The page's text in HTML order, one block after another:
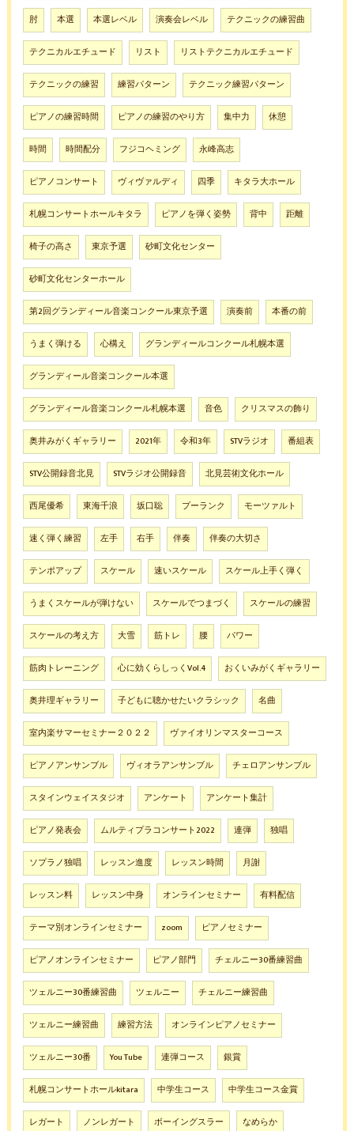
肘 本選 本選レベル 演奏会レベル テクニックの練習曲
テクニカルエチュード リスト リストテクニカルエチュード
テクニックの練習 練習パターン テクニック練習パターン
ピアノの練習時間 ピアノの練習のやり方 集中力 休憩
時間 時間配分 フジコヘミング 永峰高志
ピアノコンサート ヴィヴァルディ 四季 キタラ大ホール
札幌コンサートホールキタラ ピアノを弾く姿勢 背中 距離
椅子の高さ 東京予選 砂町文化センター
砂町文化センターホール
第2回グランディール音楽コンクール東京予選 演奏前 本番の前
うまく弾ける 心構え グランディールコンクール札幌本選
グランディール音楽コンクール本選
グランディール音楽コンクール札幌本選 音色 クリスマスの飾り
奥井みがくギャラリー 2021年 令和3年 STVラジオ 番組表
STV公開録音北見 STVラジオ公開録音 北見芸術文化ホール
西尾優希 東海千浪 坂口聡 プーランク モーツァルト
速く弾く練習 左手 右手 伴奏 伴奏の大切さ
テンポアップ スケール 速いスケール スケール上手く弾く
うまくスケールが弾けない スケールでつまづく スケールの練習
スケールの考え方 大雪 筋トレ 腰 パワー
筋肉トレーニング 心に効くらしっくVol.4 おくいみがくギャラリー
奥井理ギャラリー 子どもに聴かせたいクラシック 名曲
室内楽サマーセミナー２０２２ ヴァイオリンマスターコース
ピアノアンサンブル ヴィオラアンサンブル チェロアンサンブル
スタインウェイスタジオ アンケート アンケート集計
ピアノ発表会 ムルティプラコンサート2022 連弾 独唱
ソプラノ独唱 レッスン進度 レッスン時間 月謝
レッスン料 レッスン中身 オンラインセミナー 有料配信
テーマ別オンラインセミナー zoom ピアノセミナー
ピアノオンラインセミナー ピアノ部門 チェルニー30番練習曲
ツェルニー30番練習曲 ツェルニー チェルニー練習曲
ツェルニー練習曲 練習方法 オンラインピアノセミナー
ツェルニー30番 You Tube 連弾コース 銀賞
札幌コンサートホールkitara 中学生コース 中学生コース金賞
レガート ノンレガート ボーイングスラー なめらか